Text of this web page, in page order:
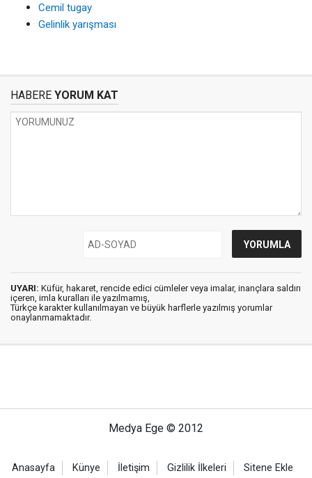
Cemil tugay
Gelinlik yarışması
HABERE YORUM KAT
UYARI: Küfür, hakaret, rencide edici cümleler veya imalar, inançlara saldırı
içeren, imla kuralları ile yazılmamış,
Türkçe karakter kullanılmayan ve büyük harflerle yazılmış yorumlar
onaylanmamaktadır.
Medya Ege © 2012
Anasayfa Künye İletişim Gizlilik İlkeleri Sitene Ekle